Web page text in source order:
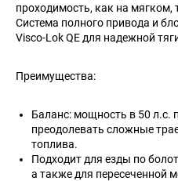
проходимость, как на мягком,
Система полного привода и
Visco-Lok QE для надежной
Преимущества:
Баланс: мощность в 50 л.с.
преодолевать сложные
топлива.
Подходит для езды по
а также для пересеченной